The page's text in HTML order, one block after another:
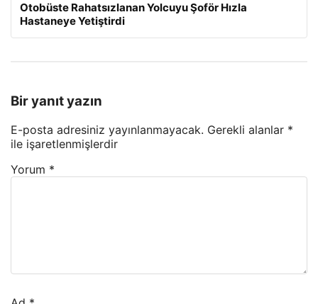
Otobüste Rahatsızlanan Yolcuyu Şoför Hızla
Hastaneye Yetiştirdi
Bir yanıt yazın
E-posta adresiniz yayınlanmayacak. Gerekli alanlar *
ile işaretlenmişlerdir
Yorum *